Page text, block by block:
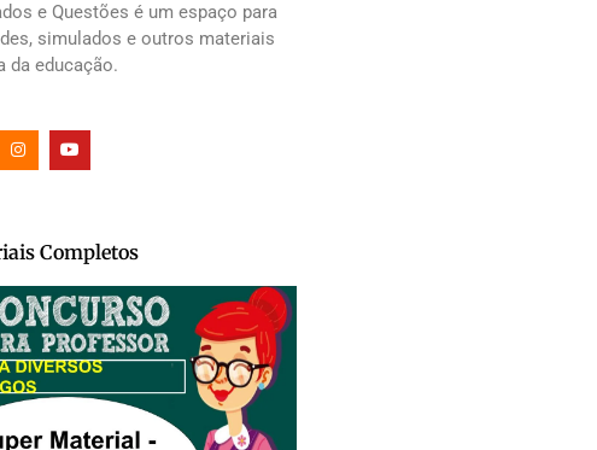
e Questões é um espaço para
simulados e outros materiais
da educação.
Completos